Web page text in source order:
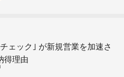
ェック｣ が新規営業を加速さ
得理由